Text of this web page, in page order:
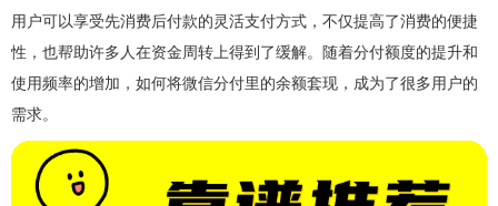
用户可以享受先消费后付款的灵活支付方式，不仅提高了消费的便捷
性，也帮助许多人在资金周转上得到了缓解。随着分付额度的提升和
使用频率的增加，如何将微信分付里的余额套现，成为了很多用户的
需求。